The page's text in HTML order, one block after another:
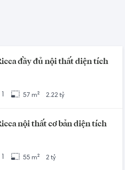
đầy đủ nội thất diện tích
1 57 m² 2.22 tỷ
nội thất cơ bản diện tích
1 55 m² 2 tỷ